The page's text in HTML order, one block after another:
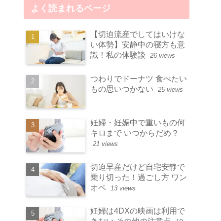
よく読まれるページ
【切迫流産でしてはいけな
い体勢】安静中の寝方も意
識！私の体験談
26 views
つわりでドーナツ 食べたい
もの思いつかない
25 views
妊婦・妊娠中で重いもの何
キロまで いつからだめ？
21 views
切迫早産だけど自宅安静で
乗り切った！過ごし方 ワン
オペ
13 views
妊婦は4DXの映画は利用で